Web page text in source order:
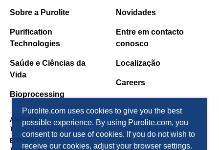
Purolite.com uses cookies to give you the best
possible experience. By using Purolite.com, you
consent to our use of cookies. If you do not wish to
receive our cookies, adjust your browser settings.
Sobre a Purolite
Purification
Technologies
Saúde e Ciências da
Vida
Bioprocessing
Novidades
Entre em contacto
conosco
Localização
Careers
AMÉRICAS
T +1 610 668 9090
ÁSIA PACÍFICO
T +86 571 876 31382
EUROPA